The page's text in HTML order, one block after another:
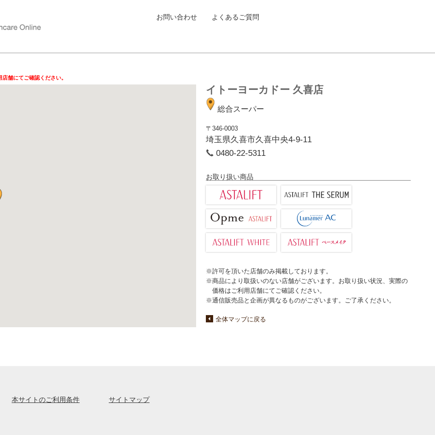
お問い合わせ よくあるご質問
舗にてご確認ください。
イトーヨーカドー 久喜店
総合スーパー
〒346-0003
埼玉県久喜市久喜中央4-9-11
0480-22-5311
お取り扱い商品
※許可を頂いた店舗のみ掲載しております。
※商品により取扱いのない店舗がございます。お取り扱い状況、実際の
価格はご利用店舗にてご確認ください。
※通信販売品と企画が異なるものがございます。ご了承ください。
全体マップに戻る
本サイトのご利用条件 サイトマップ